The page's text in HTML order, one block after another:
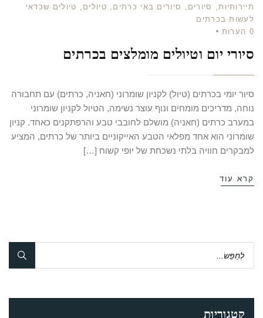
תיירותיות, סיורים , סיורים באי כרתים , טיולים , טיולים שכדאי
לעשות בכרתים
0 הערות
סיורי יום וטיולים מומלצים בכרתים
סיור יומי בכרתים (טיול) לקניון שומרוני (חאניה, כרתים) עם תחבורה
נוחה, מדריכים מומחים ונוף עוצר נשימה, הטיול לקניון שומרוני
במערב כרתים (חאניה) מושלם לחובבי טבע והרפתקנים כאחד. קניון
שומרוני הוא אחד מפלאי הטבע האייקוניים ביותר של כרתים, המציע
למבקרים חוויה בלתי נשכחת של יופי קשוח […]
קרא עוד
קטגוריות